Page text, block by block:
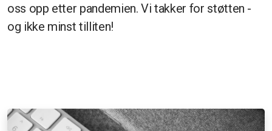
oss opp etter pandemien. Vi takker for støtten -
og ikke minst tilliten!